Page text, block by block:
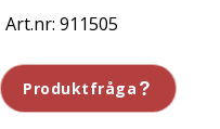
911505
Produktfråga